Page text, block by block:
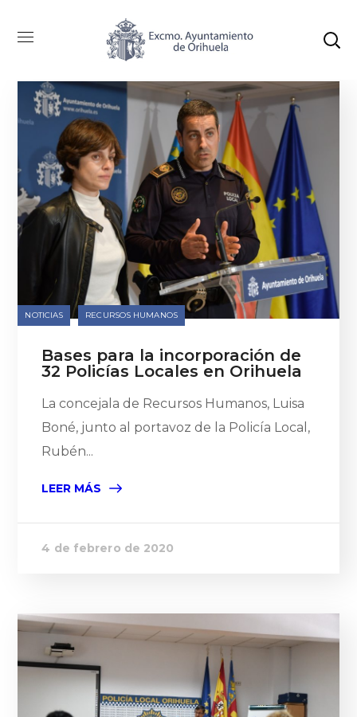
Categoría: Recursos Humanos
NOTICIAS RECURSOS HUMANOS
Bases para la incorporación de
32 Policías Locales en Orihuela
La concejala de Recursos Humanos, Luisa
Boné, junto al portavoz de la Policía Local,
Rubén...
LEER MÁS
4 de febrero de 2020